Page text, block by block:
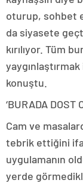
oturup, sohbet
da siyasete
kırılıyor. Tüm
konuştu.
‘BURADA DOST
Cam ve
tebrik ettiğini
uygulamanın
yerde